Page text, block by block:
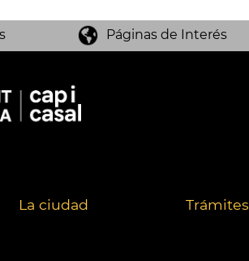
Páginas de Interés
La ciudad Trámites